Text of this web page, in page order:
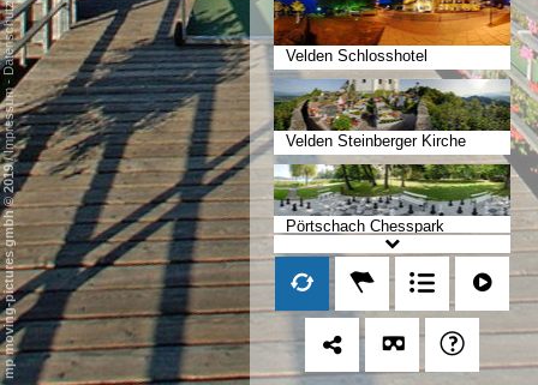
Velden Schlosshotel
Velden Steinberger Kirche
Pörtschach Chesspark
Pörtschach Freizeitpark
mp moving-pictures gmbh © 2019
/
Impressum
-
Datenschutz